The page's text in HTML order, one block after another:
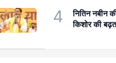
4
नितिन नबीन
किशोर की